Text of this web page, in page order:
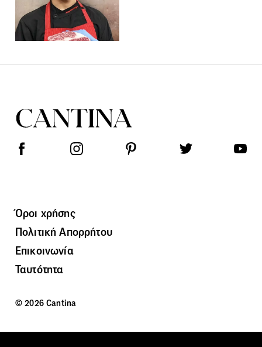
Όροι χρήσης
Πολιτική Απορρήτου
Επικοινωνία
Ταυτότητα
© 2026 Cantina